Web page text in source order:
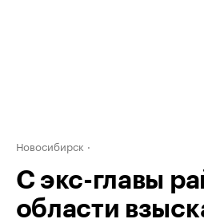
Новосибирск
С экс-главы
области